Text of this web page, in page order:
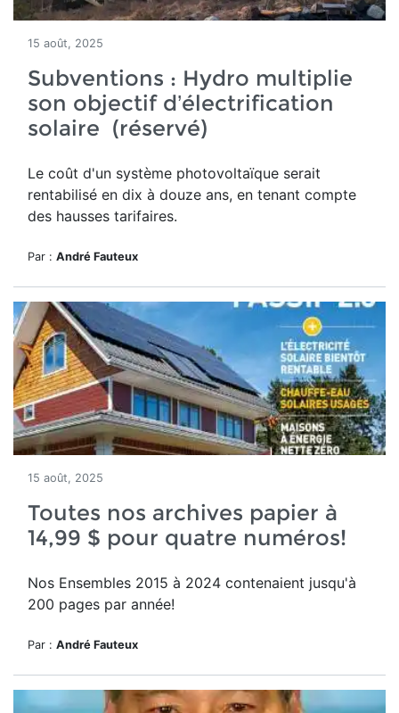
15 août, 2025
Subventions : Hydro multiplie
son objectif d’électrification
solaire (réservé)
Le coût d'un système photovoltaïque serait
rentabilisé en dix à douze ans, en tenant compte
des hausses tarifaires.
Par : André Fauteux
15 août, 2025
Toutes nos archives papier à
14,99 $ pour quatre numéros!
Nos Ensembles 2015 à 2024 contenaient jusqu'à
200 pages par année!
Par : André Fauteux